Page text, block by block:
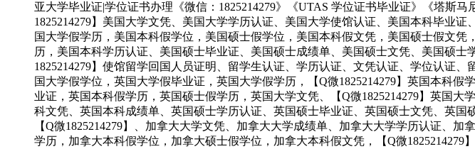
亚大学毕业证|学位证书办理《微信：1825214279》《UTAS 学位证书毕业证》《塔斯
1825214279】美国大学文凭、美国大学学历认证、美国大学使馆认证、美国本科毕业
国大学假学历，美国本科假学位，美国硕士假学位，美国本科假文凭，美国硕士假文
历，美国本科学历认证、美国硕士毕业证、美国硕士成绩单、美国硕士文凭、美国硕
1825214279】使馆留学回国人员证明、留学生认证、学历认证、文凭认证、学位认证
国大学假学位，英国大学假毕业证，英国大学假学历，【Q微1825214279】英国本科
业证，英国本科假学历，英国硕士假学历，英国大学文凭、【Q微1825214279】英国
科文凭、英国本科成绩单、英国硕士学历认证、英国硕士毕业证、英国硕士文凭、英国
【Q微1825214279】、加拿大大学文凭、加拿大大学成绩单、加拿大大学学历认证、
学历，加拿大本科假学位，加拿大硕士假学位，加拿大本科假文凭，【Q微